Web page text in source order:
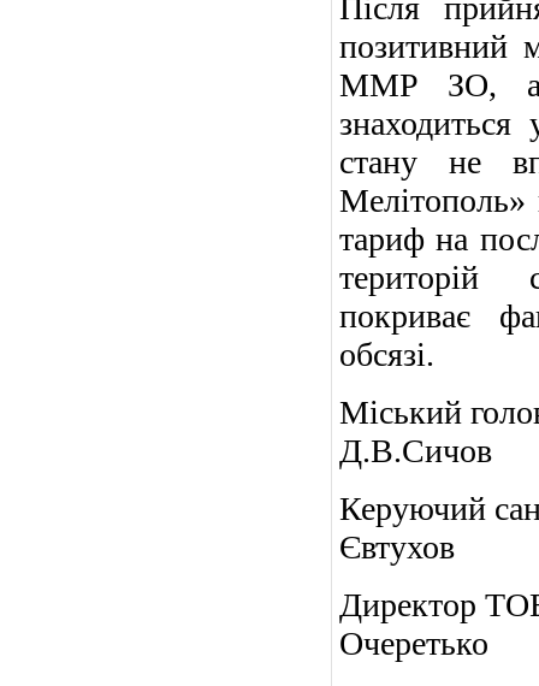
Після
позитивний
ММР ЗО,
знаходиться
стану не
Мелітополь»
тариф на
територій
покриває
обсязі.
Д.В.Сичов
Євтухов
Директор
Очеретько